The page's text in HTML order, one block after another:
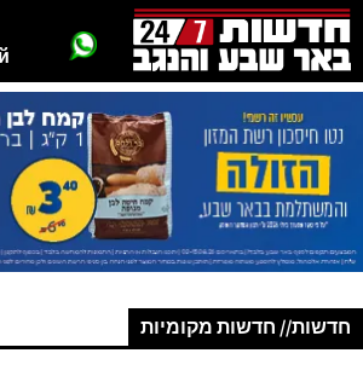
חדשות// חדשות מקומיות